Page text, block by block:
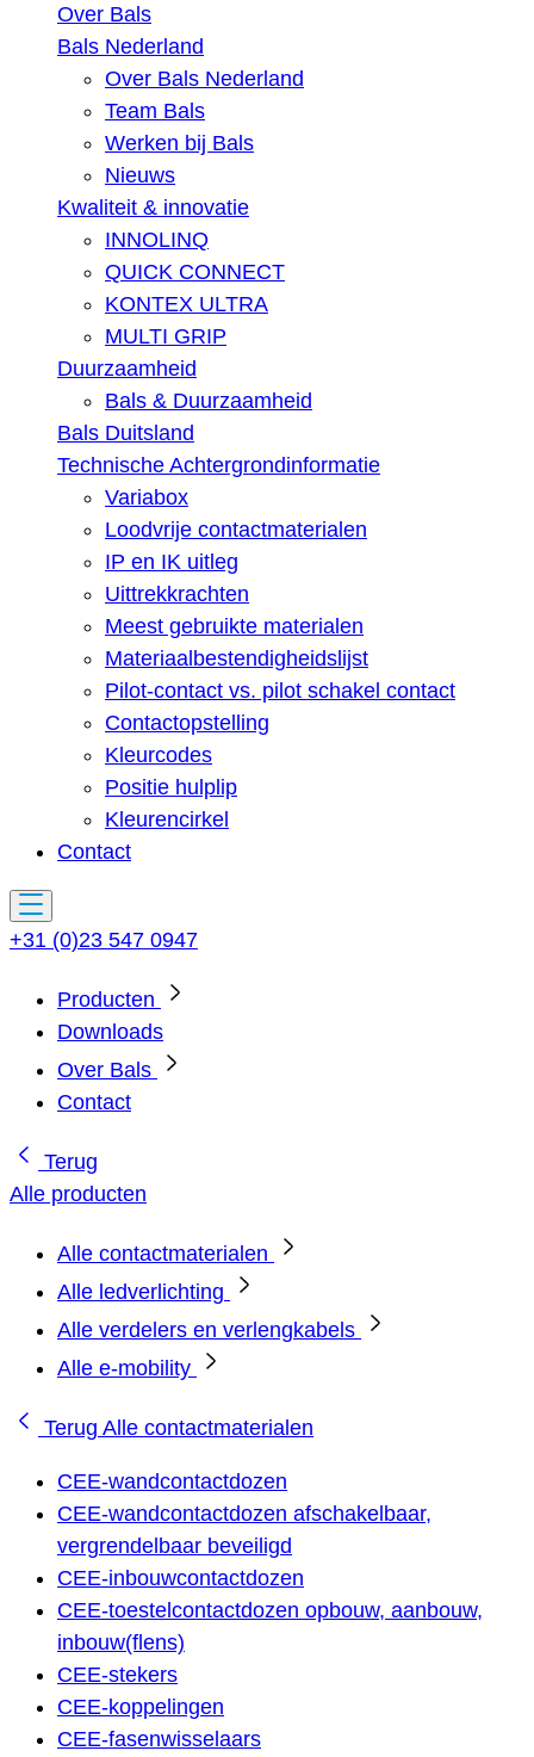
Over Bals
Bals Nederland
Over Bals Nederland
Team Bals
Werken bij Bals
Nieuws
Kwaliteit & innovatie
INNOLINQ
QUICK CONNECT
KONTEX ULTRA
MULTI GRIP
Duurzaamheid
Bals & Duurzaamheid
Bals Duitsland
Technische Achtergrondinformatie
Variabox
Loodvrije contactmaterialen
IP en IK uitleg
Uittrekkrachten
Meest gebruikte materialen
Materiaalbestendigheidslijst
Pilot-contact vs. pilot schakel contact
Contactopstelling
Kleurcodes
Positie hulplip
Kleurencirkel
Contact
+31 (0)23 547 0947
Producten
Downloads
Over Bals
Contact
Terug
Alle producten
Alle contactmaterialen
Alle ledverlichting
Alle verdelers en verlengkabels
Alle e-mobility
Terug Alle contactmaterialen
CEE-wandcontactdozen
CEE-wandcontactdozen afschakelbaar,
vergrendelbaar beveiligd
CEE-inbouwcontactdozen
CEE-toestelcontactdozen opbouw, aanbouw,
inbouw(flens)
CEE-stekers
CEE-koppelingen
CEE-fasenwisselaars